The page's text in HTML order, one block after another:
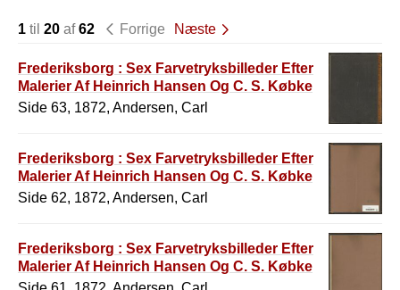
1 til 20 af62 Forrige Næste
Frederiksborg : Sex Farvetryksbilleder Efter
Malerier Af Heinrich Hansen Og C. S. Købke
Side 63, 1872, Andersen, Carl
Frederiksborg : Sex Farvetryksbilleder Efter
Malerier Af Heinrich Hansen Og C. S. Købke
Side 62, 1872, Andersen, Carl
Frederiksborg : Sex Farvetryksbilleder Efter
Malerier Af Heinrich Hansen Og C. S. Købke